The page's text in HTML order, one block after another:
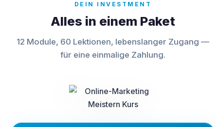
DEIN INVESTMENT
Alles in einem Paket
12 Module, 60 Lektionen, lebenslanger Zugang —
für eine einmalige Zahlung.